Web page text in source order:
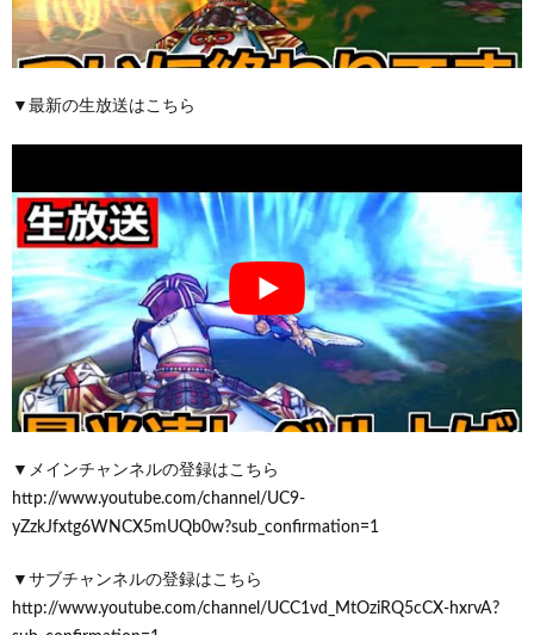
▼最新の生放送はこちら
▼メインチャンネルの登録はこちら
http://www.youtube.com/channel/UC9-
yZzkJfxtg6WNCX5mUQb0w?sub_confirmation=1
▼サブチャンネルの登録はこちら
http://www.youtube.com/channel/UCC1vd_MtOziRQ5cCX-hxrvA?